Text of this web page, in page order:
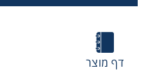
דף מוצר